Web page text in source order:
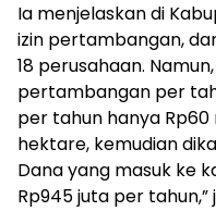
Ia menjelaskan di
izin pertambangan,
18 perusahaan.
pertambangan per
per tahun hanya Rp60
hektare, kemudian
Dana yang masuk ke
Rp945 juta per tahun,”